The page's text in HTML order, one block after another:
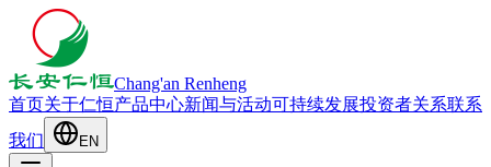
Chang'an Renheng
首页关于仁恒产品中心新闻与活动可持续发展投资者关系联系
我们
EN